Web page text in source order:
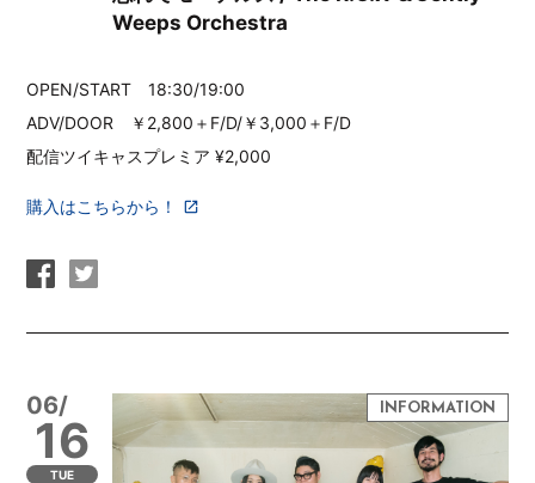
Weeps Orchestra
OPEN/START 18:30/19:00
ADV/DOOR ￥2,800＋F/D/￥3,000＋F/D
配信ツイキャスプレミア ¥2,000
購入はこちらから！
06/
16
TUE